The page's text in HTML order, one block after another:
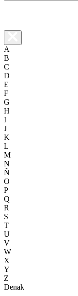
A
B
C
D
E
F
G
H
I
J
K
L
M
N
Ñ
O
P
Q
R
S
T
U
V
W
X
Y
Z
Denak